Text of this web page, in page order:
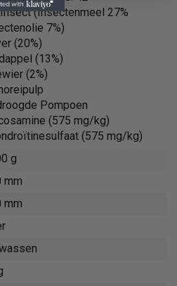
(Insectenmeel 27%
7%)
(20%)
(13%)
(2%)
Pompoen
(575 mg/kg)
(575 mg/kg)
g
mm
mm